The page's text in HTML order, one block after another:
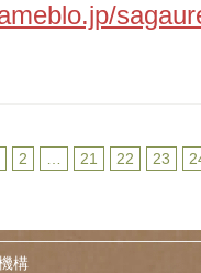
2 21 22 23
構